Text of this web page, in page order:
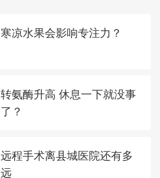
寒凉水果会影响专注力？
转氨酶升高 休息一下就没事
了？
远程手术离县城医院还有多
远